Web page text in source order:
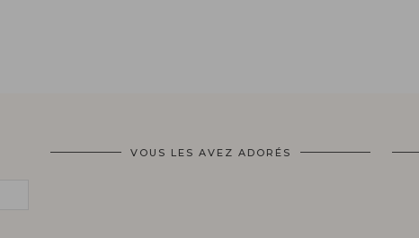
VOUS LES AVEZ ADORÉS